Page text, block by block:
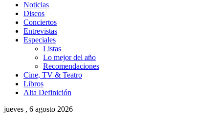
Noticias
Discos
Conciertos
Entrevistas
Especiales
Listas
Lo mejor del año
Recomendaciones
Cine, TV & Teatro
Libros
Alta Definición
jueves , 6 agosto 2026